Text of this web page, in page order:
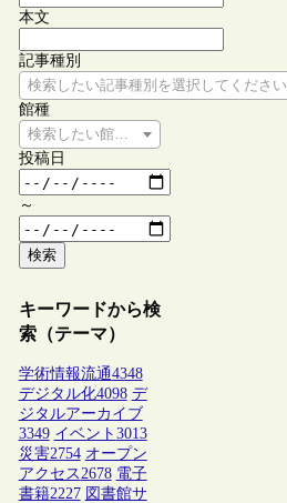
本文
記事種別
検索したい記事種別を選択してください
館種
検索したい館種を選択してください
投稿日
～
検索
キーワードから検
索（テーマ）
学術情報流通4348
デジタル化4098 デ
ジタルアーカイブ
3349 イベント 3013
災害2754 オープン
アクセス 2678 電子
書籍2227 図書館サ